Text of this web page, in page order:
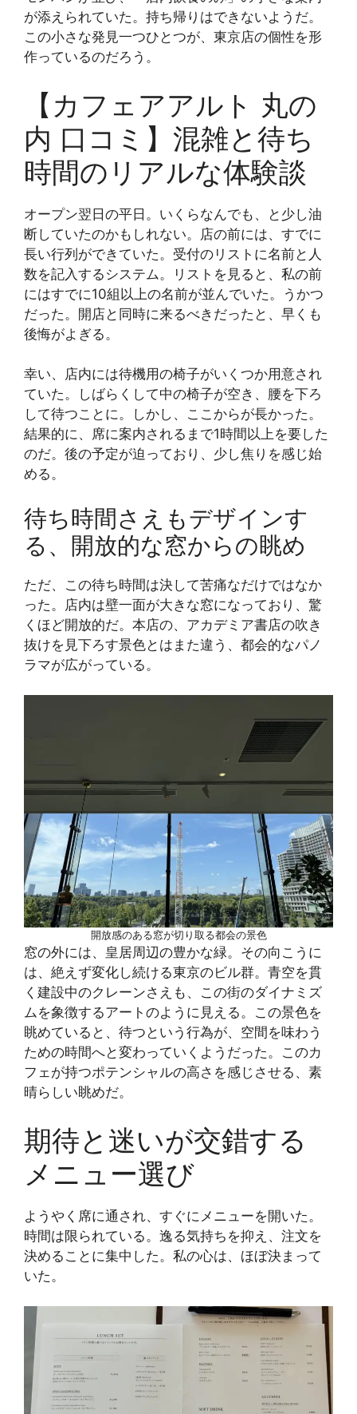
が添えられていた。持ち帰りはできないようだ。
この小さな発見一つひとつが、東京店の個性を形
作っているのだろう。
【カフェアアルト 丸の
内 口コミ】混雑と待ち
時間のリアルな体験談
オープン翌日の平日。いくらなんでも、と少し油
断していたのかもしれない。店の前には、すでに
長い行列ができていた。受付のリストに名前と人
数を記入するシステム。リストを見ると、私の前
にはすでに10組以上の名前が並んでいた。うかつ
だった。開店と同時に来るべきだったと、早くも
後悔がよぎる。
幸い、店内には待機用の椅子がいくつか用意され
ていた。しばらくして中の椅子が空き、腰を下ろ
して待つことに。しかし、ここからが長かった。
結果的に、席に案内されるまで1時間以上を要した
のだ。後の予定が迫っており、少し焦りを感じ始
める。
待ち時間さえもデザインす
る、開放的な窓からの眺め
ただ、この待ち時間は決して苦痛なだけではなか
った。店内は壁一面が大きな窓になっており、驚
くほど開放的だ。本店の、アカデミア書店の吹き
抜けを見下ろす景色とはまた違う、都会的なパノ
ラマが広がっている。
開放感のある窓が切り取る都会の景色
窓の外には、皇居周辺の豊かな緑。その向こうに
は、絶えず変化し続ける東京のビル群。青空を貫
く建設中のクレーンさえも、この街のダイナミズ
ムを象徴するアートのように見える。この景色を
眺めていると、待つという行為が、空間を味わう
ための時間へと変わっていくようだった。このカ
フェが持つポテンシャルの高さを感じさせる、素
晴らしい眺めだ。
期待と迷いが交錯する
メニュー選び
ようやく席に通され、すぐにメニューを開いた。
時間は限られている。逸る気持ちを抑え、注文を
決めることに集中した。私の心は、ほぼ決まって
いた。